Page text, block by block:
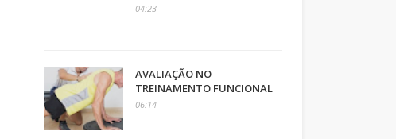
04:23
AVALIAÇÃO NO
TREINAMENTO FUNCIONAL
06:14